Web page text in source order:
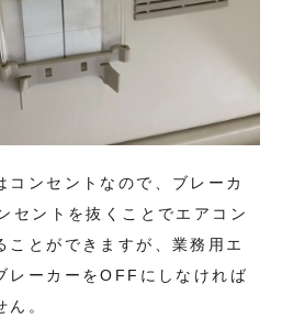
コンセントなので、ブレーカ
セントを抜くことでエアコン
ことができますが、業務用エ
レーカーをOFFにしなければ
。